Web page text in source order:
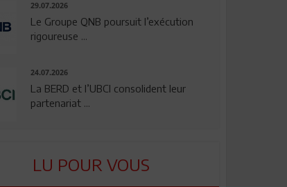
29.07.2026
Le Groupe QNB poursuit l’exécution
rigoureuse ...
24.07.2026
La BERD et l’UBCI consolident leur
partenariat ...
LU POUR VOUS